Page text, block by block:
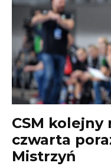
CSM kolejny
czwarta
Mistrzyń